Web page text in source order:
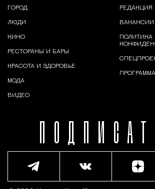
ГОРОД
ЛЮДИ
КИНО
РЕСТОРАНЫ И БАРЫ
КРАСОТА И ЗДОРОВЬЕ
МОДА
ВИДЕО
РЕДАКЦИЯ
ВАКАНСИИ
ПОЛИТИКА